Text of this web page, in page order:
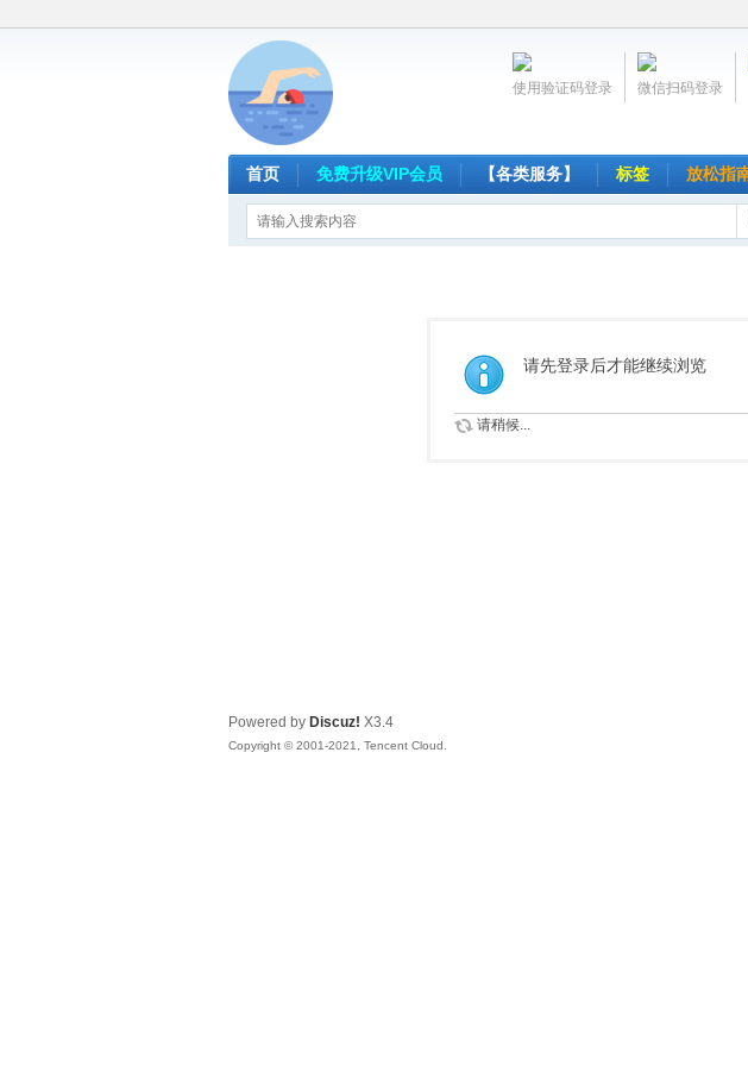
微信扫码登录
使用验证码登录
首页 免费升级VIP会员 【各类服务】 标签 放松指
请先登录后才能继续浏览
请稍候...
Powered by Discuz! X3.4
Copyright © 2001-2021, Tencent Cloud.